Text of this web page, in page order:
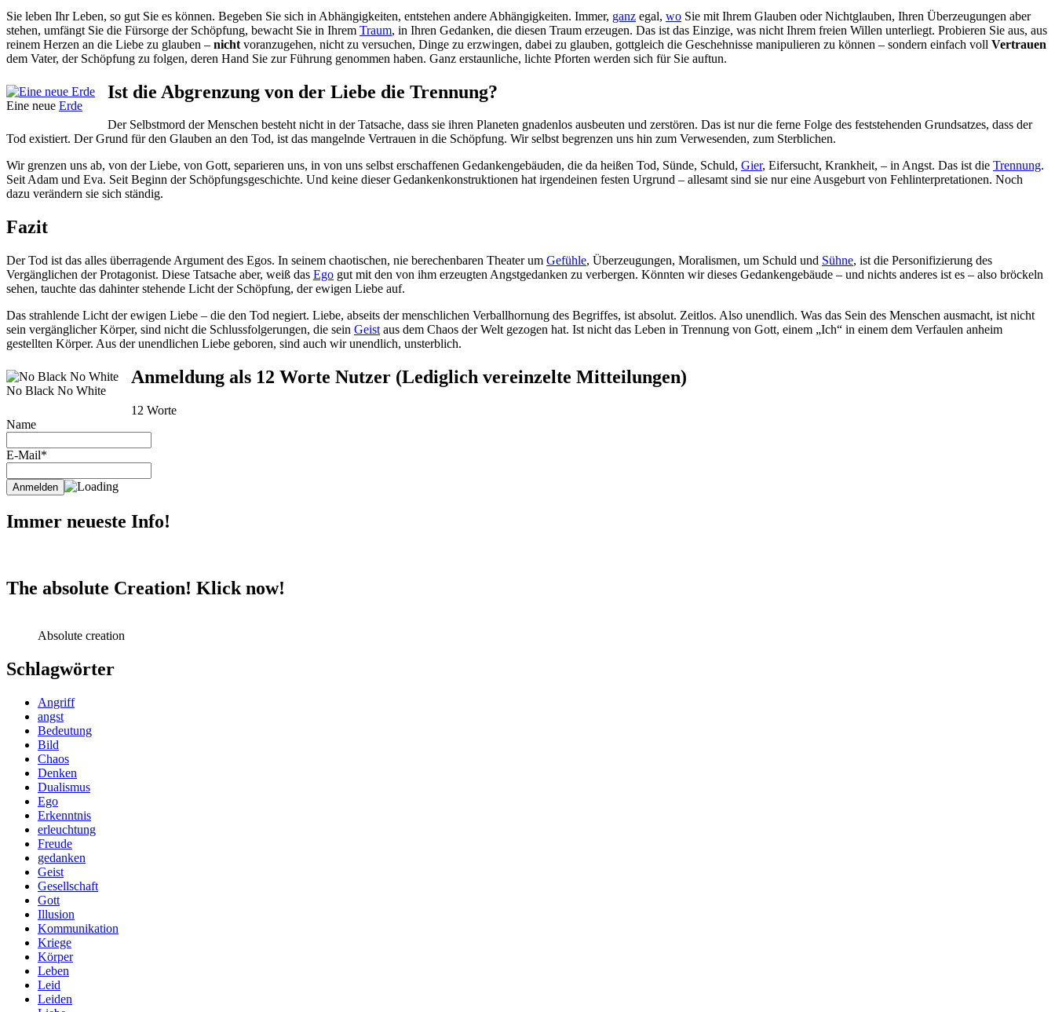
Sie leben Ihr Leben, so gut Sie es können. Begeben Sie sich in Abhängigkeiten, entstehen andere Abhängigkeiten. Immer, ganz egal, wo Sie mit Ihrem Glauben oder Nichtglauben, Ihren Überzeugungen aber
stehen, umfängt Sie die Fürsorge der Schöpfung, bewacht Sie in Ihrem Traum, in Ihren Gedanken, die diesen Traum erzeugen. Das ist das Einzige, was nicht Ihrem freien Willen unterliegt. Probieren Sie aus, aus
reinem Herzen an die Liebe zu glauben – nicht voranzugehen, nicht zu versuchen, Dinge zu erzwingen, dabei zu glauben, gottgleich die Geschehnisse manipulieren zu können – sondern einfach voll Vertrauen
dem Vater, der Schöpfung zu folgen, deren Hand Sie zur Führung genommen haben. Ganz erstaunliche, lichte Pforten werden sich für Sie auftun.
Eine neue Erde
Ist die Abgrenzung von der Liebe die Trennung?
Der Selbstmord der Menschen besteht nicht in der Tatsache, dass sie ihren Planeten gnadenlos ausbeuten und zerstören. Das ist nur die ferne Folge des feststehenden Grundsatzes, dass der
Tod existiert. Der Grund für den Glauben an den Tod, ist das mangelnde Vertrauen in die Schöpfung. Wir selbst begrenzen uns hin zum Verwesenden, zum Sterblichen.
Wir grenzen uns ab, von der Liebe, von Gott, separieren uns, in von uns selbst erschaffenen Gedankengebäuden, die da heißen Tod, Sünde, Schuld, Gier, Eifersucht, Krankheit, – in Angst. Das ist die Trennung.
Seit Adam und Eva. Seit Beginn der Schöpfungsgeschichte. Und keine dieser Gedankenkonstruktionen hat irgendeinen festen Urgrund – allesamt sind sie nur eine Ausgeburt von Fehlinterpretationen. Noch
dazu verändern sie sich ständig.
Fazit
Der Tod ist das alles überragende Argument des Egos. In seinem chaotischen, nie berechenbaren Theater um Gefühle, Überzeugungen, Moralismen, um Schuld und Sühne, ist die Personifizierung des
Vergänglichen der Protagonist. Diese Tatsache aber, weiß das Ego gut mit den von ihm erzeugten Angstgedanken zu verbergen. Könnten wir dieses Gedankengebäude – und nichts anderes ist es – also bröckeln
sehen, tauchte das dahinter stehende Licht der Schöpfung, der ewigen Liebe auf.
Das strahlende Licht der ewigen Liebe – die den Tod negiert. Liebe, abseits der menschlichen Verballhornung des Begriffes, ist absolut. Zeitlos. Also unendlich. Was das Sein des Menschen ausmacht, ist nicht
sein vergänglicher Körper, sind nicht die Schlussfolgerungen, die sein Geist aus dem Chaos der Welt gezogen hat. Ist nicht das Leben in Trennung von Gott, einem „Ich“ in einem dem Verfaulen anheim
gestellten Körper. Aus der unendlichen Liebe geboren, sind auch wir unendlich, unsterblich.
No Black No White
Anmeldung als 12 Worte Nutzer (Lediglich vereinzelte Mitteilungen)
12 Worte
Name
E-Mail*
Immer neueste Info!
The absolute Creation! Klick now!
Absolute creation
Schlagwörter
Angriff
angst
Bedeutung
Bild
Chaos
Denken
Dualismus
Ego
Erkenntnis
erleuchtung
Freude
gedanken
Geist
Gesellschaft
Gott
Illusion
Kommunikation
Kriege
Körper
Leben
Leid
Leiden